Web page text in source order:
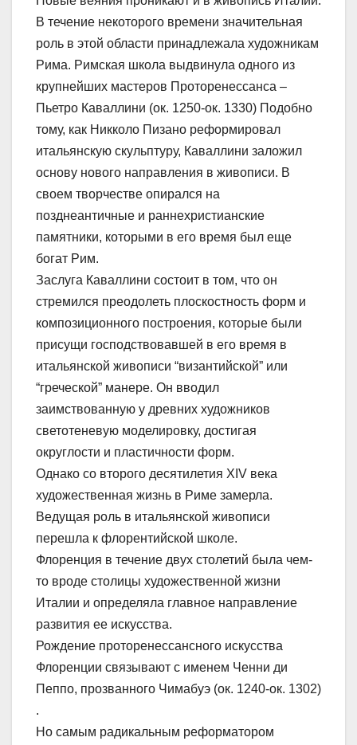
В течение некоторого времени значительная
роль в этой области принадлежала художникам
Рима. Римская школа выдвинула одного из
крупнейших мастеров Проторенессанса –
Пьетро Каваллини (ок. 1250-ок. 1330) Подобно
тому, как Никколо Пизано реформировал
итальянскую скульптуру, Каваллини заложил
основу нового направления в живописи. В
своем творчестве опирался на
позднеантичные и раннехристианские
памятники, которыми в его время был еще
богат Рим.
Заслуга Каваллини состоит в том, что он
стремился преодолеть плоскостность форм и
композиционного построения, которые были
присущи господствовавшей в его время в
итальянской живописи “византийской” или
“греческой” манере. Он вводил
заимствованную у древних художников
светотеневую моделировку, достигая
округлости и пластичности форм.
Однако со второго десятилетия XIV века
художественная жизнь в Риме замерла.
Ведущая роль в итальянской живописи
перешла к флорентийской школе.
Флоренция в течение двух столетий была чем-
то вроде столицы художественной жизни
Италии и определяла главное направление
развития ее искусства.
Рождение проторенессансного искусства
Флоренции связывают с именем Ченни ди
Пеппо, прозванного Чимабуэ (ок. 1240-ок. 1302)
.
Но самым радикальным реформатором